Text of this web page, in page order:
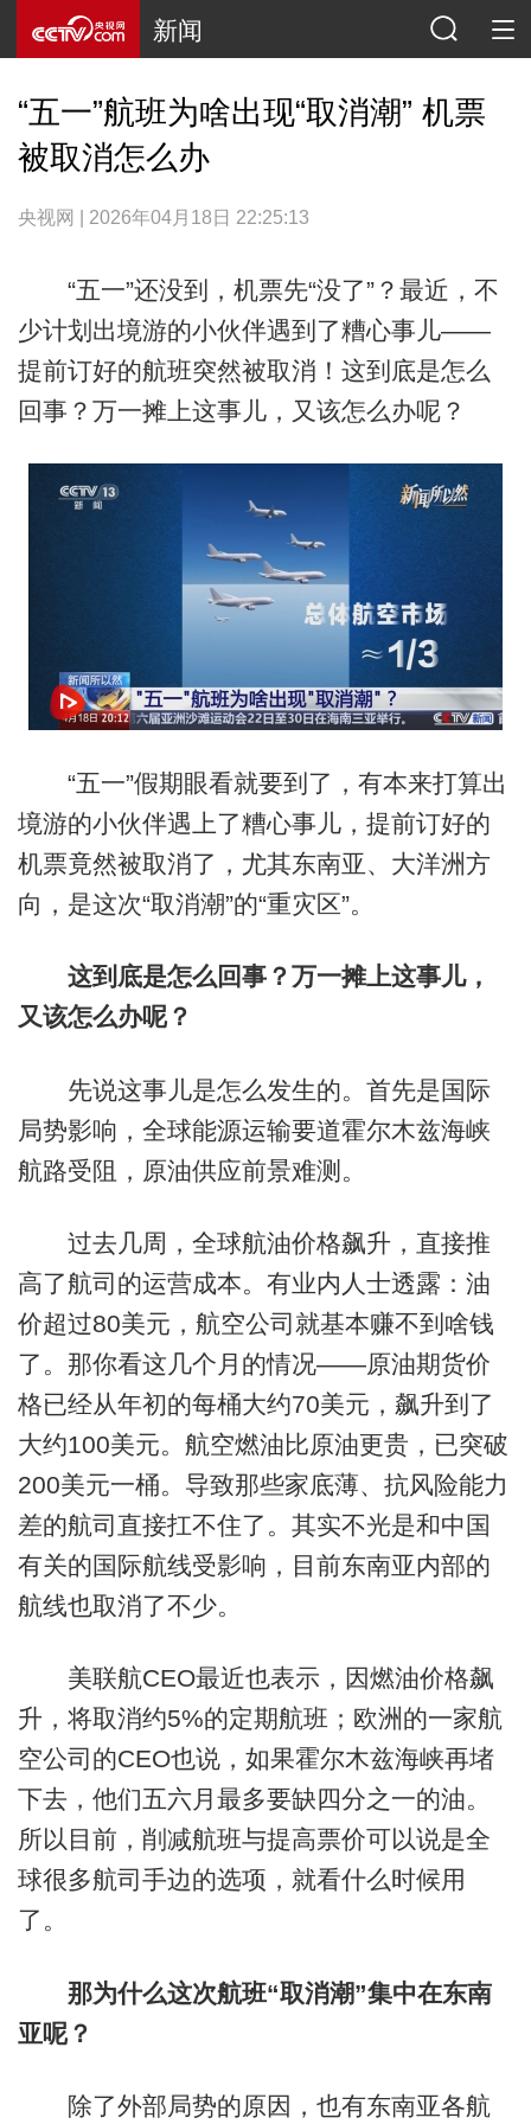
新闻
“五一”航班为啥出现“取消潮” 机票
被取消怎么办
央视网 | 2026年04月18日 22:25:13
“五一”还没到，机票先“没了”？最近，不
少计划出境游的小伙伴遇到了糟心事儿——
提前订好的航班突然被取消！这到底是怎么
回事？万一摊上这事儿，又该怎么办呢？
“五一”假期眼看就要到了，有本来打算出
境游的小伙伴遇上了糟心事儿，提前订好的
机票竟然被取消了，尤其东南亚、大洋洲方
向，是这次“取消潮”的“重灾区”。
这到底是怎么回事？万一摊上这事儿，
又该怎么办呢？
先说这事儿是怎么发生的。首先是国际
局势影响，全球能源运输要道霍尔木兹海峡
航路受阻，原油供应前景难测。
过去几周，全球航油价格飙升，直接推
高了航司的运营成本。有业内人士透露：油
价超过80美元，航空公司就基本赚不到啥钱
了。那你看这几个月的情况——原油期货价
格已经从年初的每桶大约70美元，飙升到了
大约100美元。航空燃油比原油更贵，已突破
200美元一桶。导致那些家底薄、抗风险能力
差的航司直接扛不住了。其实不光是和中国
有关的国际航线受影响，目前东南亚内部的
航线也取消了不少。
美联航CEO最近也表示，因燃油价格飙
升，将取消约5%的定期航班；欧洲的一家航
空公司的CEO也说，如果霍尔木兹海峡再堵
下去，他们五六月最多要缺四分之一的油。
所以目前，削减航班与提高票价可以说是全
球很多航司手边的选项，就看什么时候用
了。
那为什么这次航班“取消潮”集中在东南
亚呢？
除了外部局势的原因，也有东南亚各航